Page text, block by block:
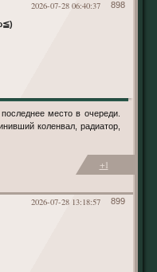
898
2026-07-28 06:40:37
место в очереди.
коленвал, радиатор,
+1
899
2026-07-28 13:18:57